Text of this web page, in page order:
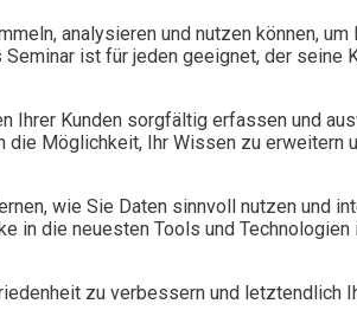
analysieren und nutzen können,
ist für jeden geeignet, der seine
Ihrer Kunden sorgfältig erfassen und
Möglichkeit, Ihr Wissen zu erweitern
wie Sie Daten sinnvoll nutzen und
in die neuesten Tools und Technologien
zu verbessern und letztendlich